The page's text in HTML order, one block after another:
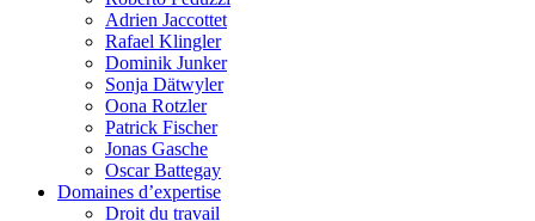
Adrien Jaccottet
Rafael Klingler
Dominik Junker
Sonja Dätwyler
Oona Rotzler
Patrick Fischer
Jonas Gasche
Oscar Battegay
Domaines d’expertise
Droit du travail